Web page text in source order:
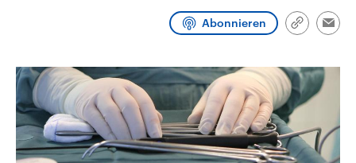
und Kandidaten der anstehenden Abonnieren
Link